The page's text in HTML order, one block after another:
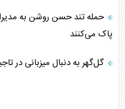
حمله تند حسن روشن به
پاک می‌کنند
گل‌گهر به دنبال میزبانی در